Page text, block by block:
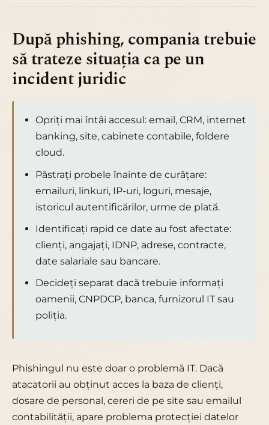
După phishing, compania trebuie
să trateze situația ca pe un
incident juridic
Opriți mai întâi accesul: email, CRM, internet
banking, site, cabinete contabile, foldere
cloud.
Păstrați probele înainte de curățare:
emailuri, linkuri, IP-uri, loguri, mesaje,
istoricul autentificărilor, urme de plată.
Identificați rapid ce date au fost afectate:
clienți, angajați, IDNP, adrese, contracte,
date salariale sau bancare.
Decideți separat dacă trebuie informați
oamenii, CNPDCP, banca, furnizorul IT sau
poliția.
Phishingul nu este doar o problemă IT. Dacă
atacatorii au obținut acces la baza de clienți,
dosare de personal, cereri de pe site sau emailul
contabilității, apare problema protecției datelor